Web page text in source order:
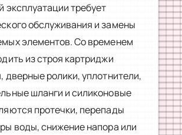
эксплуатации требует
обслуживания и замены
элементов. Со временем
из строя картриджи
дверные ролики, уплотнители,
шланги и силиконовые
протечки, перепады
воды, снижение напора или